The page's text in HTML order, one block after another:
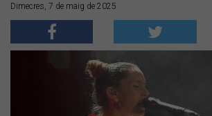
Dimecres, 7 de maig de 2025
Anterior